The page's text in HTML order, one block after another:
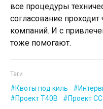
все процедуры
согласование
компаний. И с
тоже помогают.
Теги
Квоты под киль
Проект Т40В
Проект